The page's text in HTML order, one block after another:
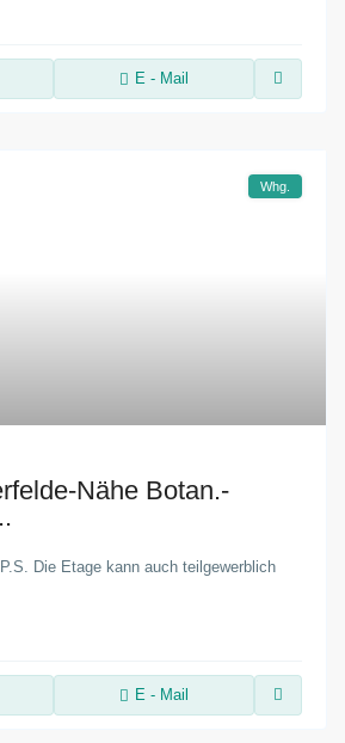
E - Mail
Whg.
Nähe Botan.-
Die Etage kann auch teilgewerblich
E - Mail